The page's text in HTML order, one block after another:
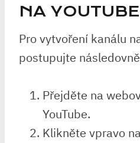
NA
Pro vytvoření kanálu
postupujte
Přejděte na
YouTube.
Klikněte vpravo